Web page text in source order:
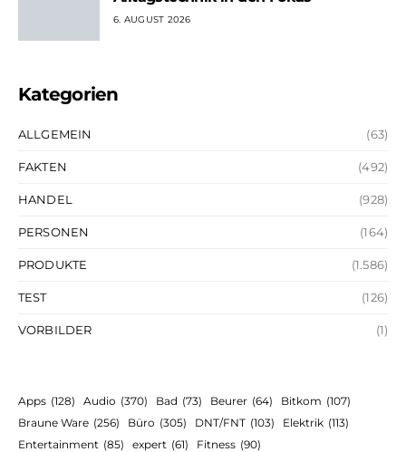
6. AUGUST 2026
Kategorien
ALLGEMEIN (63)
FAKTEN (492)
HANDEL (928)
PERSONEN (164)
PRODUKTE (1.586)
TEST (126)
VORBILDER (1)
Apps (128) Audio (370) Bad (73) Beurer (64) Bitkom (107)
Braune Ware (256) Büro (305) DNT/FNT (103) Elektrik (113)
Entertainment (85) expert (61) Fitness (90)